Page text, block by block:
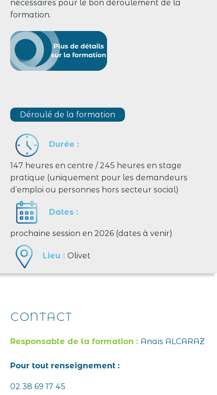
nécessaires pour le bon déroulement de la
formation.
Déroulé de la formation
Durée :
147 heures en centre / 245 heures en stage
pratique (uniquement pour les demandeurs
d’emploi ou personnes hors secteur social)
Dates :
prochaine session en 2026 (dates à venir)
Lieu : Olivet
CONTACT
Responsable de la formation : Anaïs ALCARAZ
Pour tout renseignement :
02 38 69 17 45